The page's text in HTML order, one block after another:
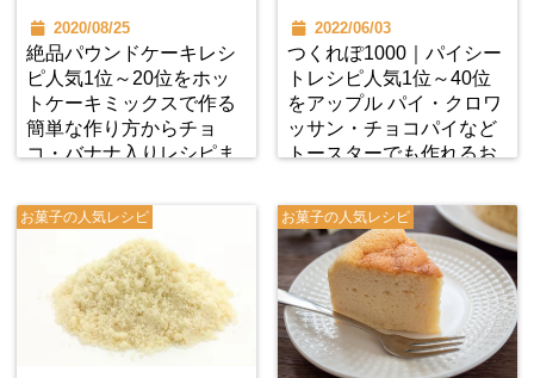
2020/08/25
絶品パウンドケーキレシ
ピ人気1位～20位をホッ
トケーキミックスで作る
簡単な作り方からチョ
コ・バナナ入りレシピま
2022/06/03
つくれぽ1000｜パイシー
トレシピ人気1位～40位
をアップル パイ・クロワ
ッサン・チョコパイなど
トースターでも作れるお
かずの作り方まで紹介
お菓子の人気レシピ お菓子の人気レシピ